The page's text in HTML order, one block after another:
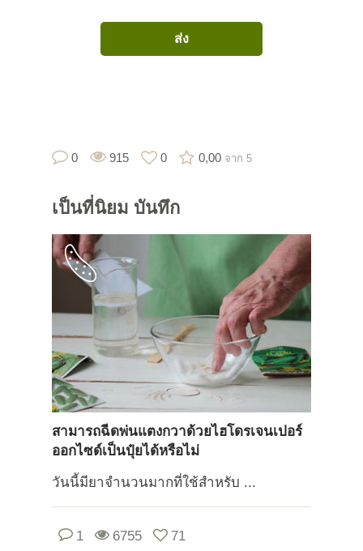
0 915 0 0,00 จาก 5
เป็นที่นิยม บันทึก
สามารถฉีดพ่นแตงกวาด้วยไฮโดรเจนเปอร์
ออกไซด์เป็นปุ๋ยได้หรือไม่
วันนี้มียาจำนวนมากที่ใช้สำหรับ ...
1 6755 71